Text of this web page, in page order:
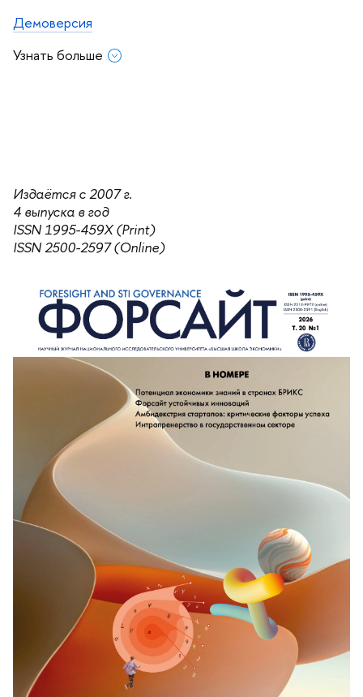
Демоверсия
Узнать больше
•Каталог Агентства "Книга-Сервис"
индекс 79275
•Онлайн подписка
• Коммуникационное агентство «Криэйтив Сервис
Бэнд»
https://periodicals.ru
тел.: +7 499 685-13-30
e-mail:joinus@csb-agency.ru
• ИВИС (Информационные услуги)
https://www.ivis.ru/
тел.: +7 495 777-65-57 *122
sales@ivis.ru
Свежие и архивные номера журнала можно
приобрести в ИД ВШЭ за безналичный расчет
Бланк заказа
Квитанция для оплаты через Сбербанк
Образец платежного поручения
Издаётся с 2007 г.
4 выпуска в год
ISSN 1995-459X (Print)
ISSN 2500-2597 (Online)